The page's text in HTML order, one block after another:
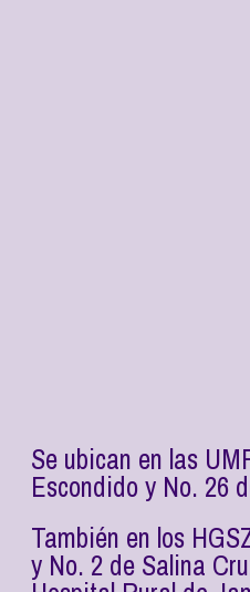
Se ubican en las
Escondido y No. 26
También en los
y No. 2 de Salina